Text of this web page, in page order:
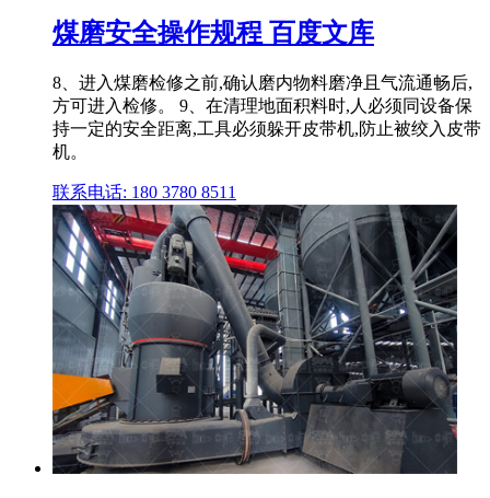
煤磨安全操作规程 百度文库
8、进入煤磨检修之前,确认磨内物料磨净且气流通畅后,
方可进入检修。 9、在清理地面积料时,人必须同设备保
持一定的安全距离,工具必须躲开皮带机,防止被绞入皮带
机。
联系电话: 180 3780 8511